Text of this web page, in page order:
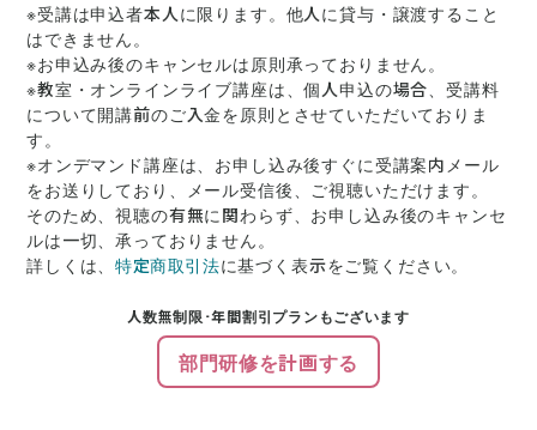
※受講は申込者本人に限ります。他人に貸与・譲渡すること
はできません。
※お申込み後のキャンセルは原則承っておりません。
※教室・オンラインライブ講座は、個人申込の場合、受講料
について開講前のご入金を原則とさせていただいておりま
す。
※オンデマンド講座は、お申し込み後すぐに受講案内メール
をお送りしており、メール受信後、ご視聴いただけます。
そのため、視聴の有無に関わらず、お申し込み後のキャンセ
ルは一切、承っておりません。
詳しくは、特定商取引法に基づく表示をご覧ください。
人数無制限･年間割引プランもございます
部門研修を計画する